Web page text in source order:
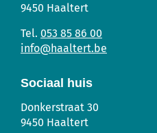
9450 Haaltert
053 85 86 00
mail
info@haaltert.be
Sociaal huis
Sociaal
Huis
Adres
Donkerstraat 30
9450 Haaltert
Tel.
E-
mail